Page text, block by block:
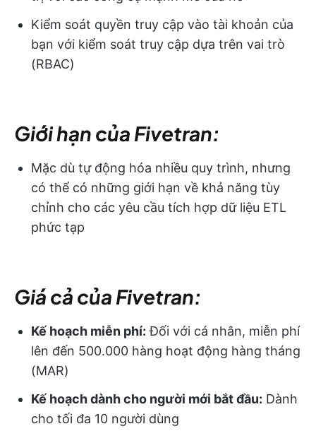
Kiểm soát quyền truy cập vào tài khoản của
bạn với kiểm soát truy cập dựa trên vai trò
(RBAC)
Giới hạn của Fivetran:
Mặc dù tự động hóa nhiều quy trình, nhưng
có thể có những giới hạn về khả năng tùy
chỉnh cho các yêu cầu tích hợp dữ liệu ETL
phức tạp
Giá cả của Fivetran:
Kế hoạch miễn phí: Đối với cá nhân, miễn phí
lên đến 500.000 hàng hoạt động hàng tháng
(MAR)
Kế hoạch dành cho người mới bắt đầu: Dành
cho tối đa 10 người dùng